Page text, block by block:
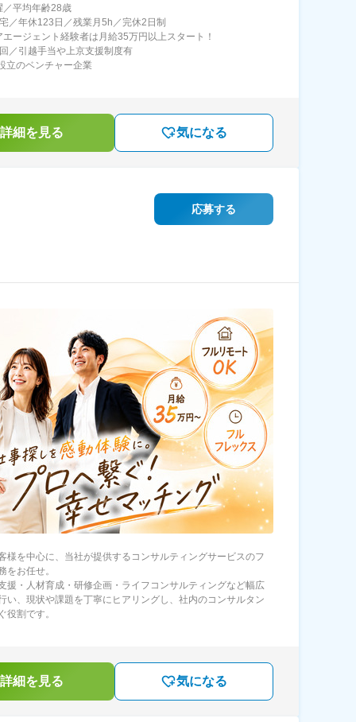
／平均年齢28歳
／年休123日／残業月5h／完休2日制
ージェント経験者は月給35万円以上スタート！
／引越手当や上京支援制度有
立のベンチャー企業
細を見る 気になる
応募する
様を中心に、当社が提供するコンサルティングサービスのフ
をお任せ。
援・人材育成・研修企画・ライフコンサルティングなど幅広
い、現状や課題を丁寧にヒアリングし、社内のコンサルタン
役割です。
細を見る 気になる